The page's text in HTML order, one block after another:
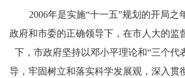
2006年是实施“十一五”规划的开局之
政府和市委的正确领导下，在市人大的监
下，市政府坚持以邓小平理论和“三个代
导，牢固树立和落实科学发展观，深入贯